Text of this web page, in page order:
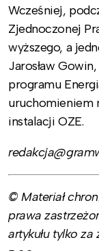
Wcześniej,
Zjednoczonej
wyższego, a
Jarosław
programu
uruchomieniem
instalacji OZE.
© Materiał
prawa
artykułu tylko